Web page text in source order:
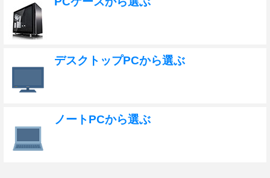
デスクトップPCから選ぶ
ノートPCから選ぶ